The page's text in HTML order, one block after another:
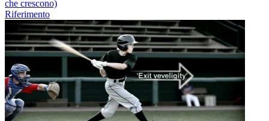
che crescono)
Riferimento